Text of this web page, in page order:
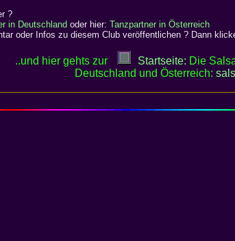
?
in Deutschland oder hier: Tanzpartner in Österreich
oder Infos zu diesem Club veröffentlichen ? Dann
..und hier gehts zur Startseite: Die
Deutschland und Österreich: